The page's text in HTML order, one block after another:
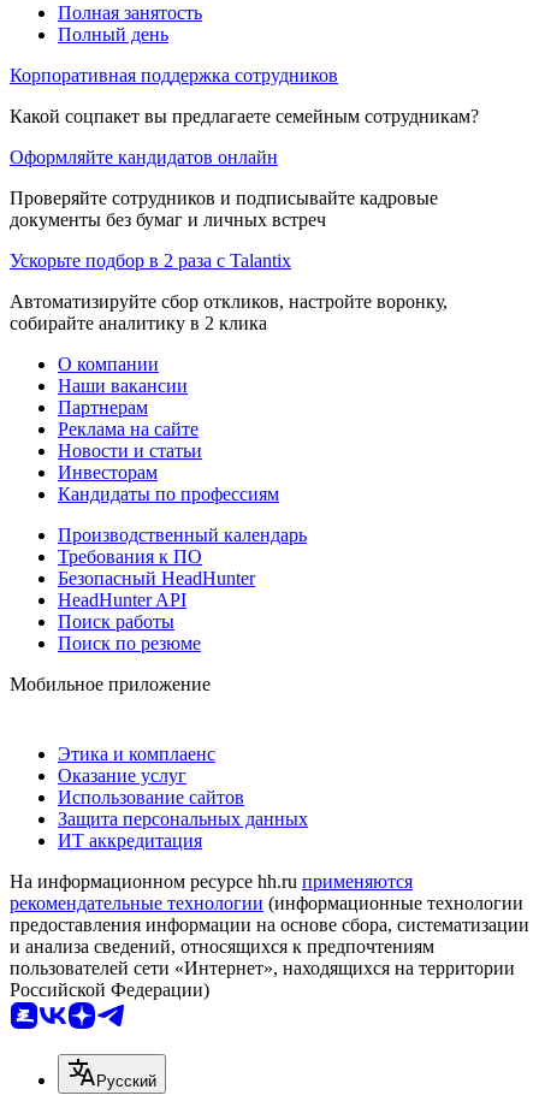
Полная занятость
Полный день
Корпоративная поддержка сотрудников
Какой соцпакет вы предлагаете семейным сотрудникам?
Оформляйте кандидатов онлайн
Проверяйте сотрудников и подписывайте кадровые
документы без бумаг и личных встреч
Ускорьте подбор в 2 раза с Talantix
Автоматизируйте сбор откликов, настройте воронку,
собирайте аналитику в 2 клика
О компании
Наши вакансии
Партнерам
Реклама на сайте
Новости и статьи
Инвесторам
Кандидаты по профессиям
Производственный календарь
Требования к ПО
Безопасный HeadHunter
HeadHunter API
Поиск работы
Поиск по резюме
Мобильное приложение
Этика и комплаенс
Оказание услуг
Использование сайтов
Защита персональных данных
ИТ аккредитация
На информационном ресурсе hh.ru применяются
рекомендательные технологии (информационные технологии
предоставления информации на основе сбора, систематизации
и анализа сведений, относящихся к предпочтениям
пользователей сети «Интернет», находящихся на территории
Российской Федерации)
Русский